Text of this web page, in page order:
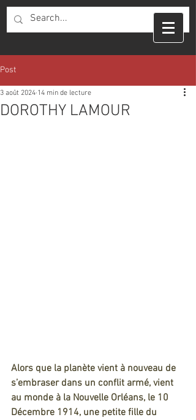
Post
DOROTHY LAMOUR
3 août 2024 14 min de lecture
Alors que la planète vient à nouveau de
s’embraser dans un conflit armé, vient
au monde à la Nouvelle Orléans, le 10
Décembre 1914, une petite fille du